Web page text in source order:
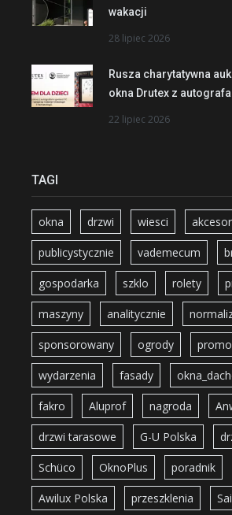
wakacji
28 lipiec 2026
Rusza charytatywna
okna Drutex z
22 lipiec 2026
TAGI
okna drzwi wiesci
publicystycznie vademecum
gospodarka szklo rolety
maszyny analitycznie
sponsorowany ogrody
wydarzenia fasady
fakro Aluprof nagroda
drzwi tarasowe G-U Polska
Schüco OknoPlus poradnik
Awilux Polska przeszklenia